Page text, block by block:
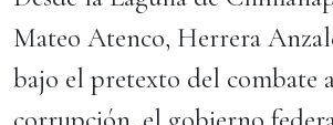
Mateo Atenco, Herrera
bajo el pretexto del combate